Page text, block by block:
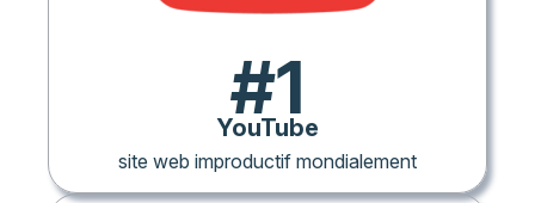
#1
YouTube
site web improductif mondialement